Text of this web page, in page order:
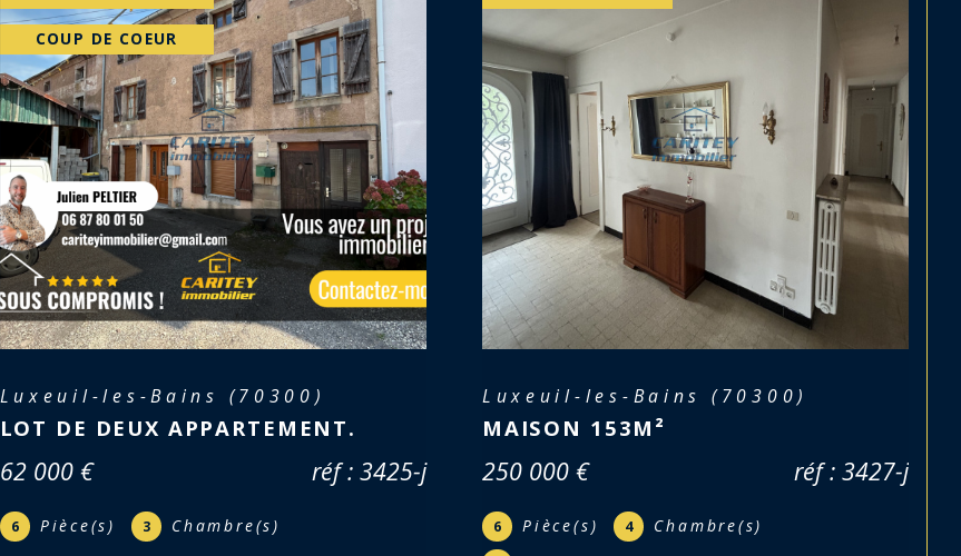
Mélisey (70270)
APPARTEMENT F5 AVEC JARDIN
66 950 € réf : 3365
5 Pièce(s) 4 Chambre(s)
Ternuay-Melay-et-Saint-Hilaire
(70270)
(70270)